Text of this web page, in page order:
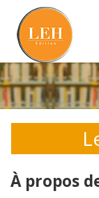
À propos